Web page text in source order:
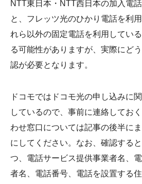
NTT東日本・NTT西日本の加入電
と、フレッツ光のひかり電話を利
れら以外の固定電話を利用してい
る可能性がありますが、実際にど
認が必要となります。
ドコモではドコモ光の申し込みに
しているので、事前に連絡してお
わせ窓口については記事の後半に
にしてください。なお、確認する
つ、電話サービス提供事業者名、
者名、電話番号、電話を設置する住